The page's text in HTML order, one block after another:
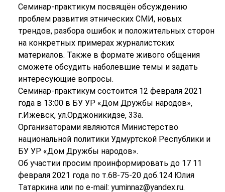
Семинар-практикум посвящён обсуждению
проблем развития этнических СМИ, новых
трендов, разбора ошибок и положительных сторон
на конкретных примерах журналистских
материалов. Также в формате живого общения
сможете обсудить наболевшие темы и задать
интересующие вопросы.
Семинар-практикум состоится 12 февраля 2021
года в 13:00 в БУ УР «Дом Дружбы народов»,
г.Ижевск, ул.Орджоникидзе, 33а.
Организаторами являются Министерство
национальной политики Удмуртской Республики и
БУ УР «Дом Дружбы народов».
Об участии просим проинформировать до 17 11
февраля 2021 года по т.68-75-20 доб.124 Юлия
Татаркина или по е-mail: yuminnaz@yandex.ru.